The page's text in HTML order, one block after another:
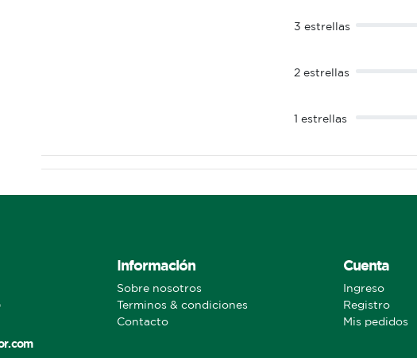
3 estrellas
2 estrellas
1 estrellas
Información
Sobre nosotros
Terminos & condiciones
Contacto
Cuenta
Ingreso
Registro
Mis pedidos